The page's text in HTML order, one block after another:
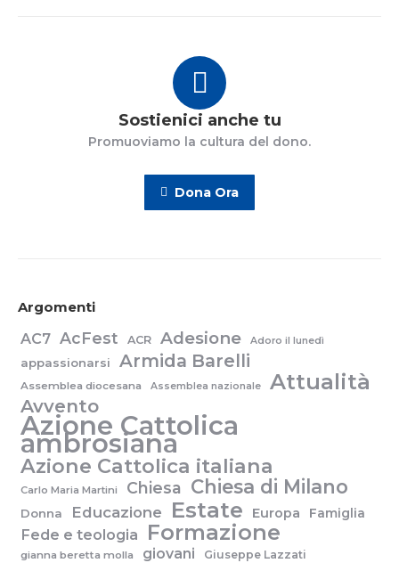
Sostienici anche tu
Promuoviamo la cultura del dono.
Dona Ora
Argomenti
AC7 AcFest ACR Adesione Adoro il lunedì
appassionarsi Armida Barelli
Assemblea diocesana Assemblea nazionale Attualità
Avvento
Azione Cattolica
ambrosiana
Azione Cattolica italiana
Carlo Maria Martini Chiesa Chiesa di Milano
Donna Educazione Estate Europa Famiglia
Fede e teologia Formazione
gianna beretta molla giovani Giuseppe Lazzati